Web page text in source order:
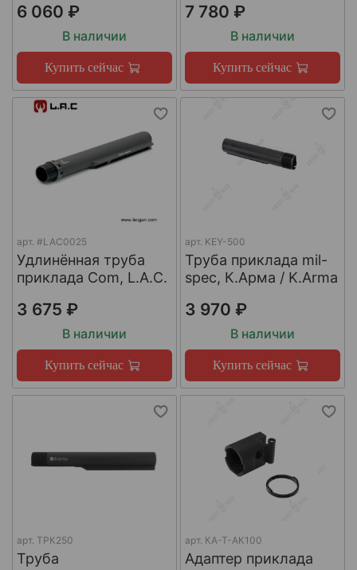
6 060 ₽
В наличии
Купить сейчас
7 780 ₽
В наличии
Купить сейчас
арт. #LAC0025
Удлинённая труба
приклада Com, L.A.C.
3 675 ₽
В наличии
Купить сейчас
арт. KEY-500
Труба приклада mil-
spec, К.Арма / K.Arma
3 970 ₽
В наличии
Купить сейчас
арт. ТРК250
Труба
арт. КА-Т-АК100
Адаптер приклада